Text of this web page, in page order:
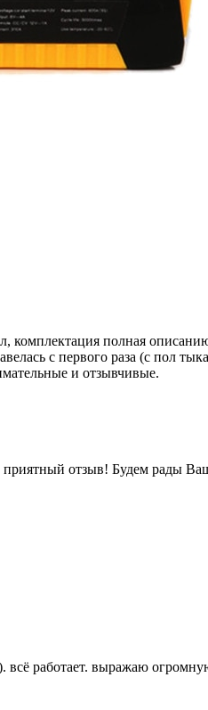
полная
с первого раза (с пол
и отзывчивые.
отзыв! Будем рады
работает. выражаю